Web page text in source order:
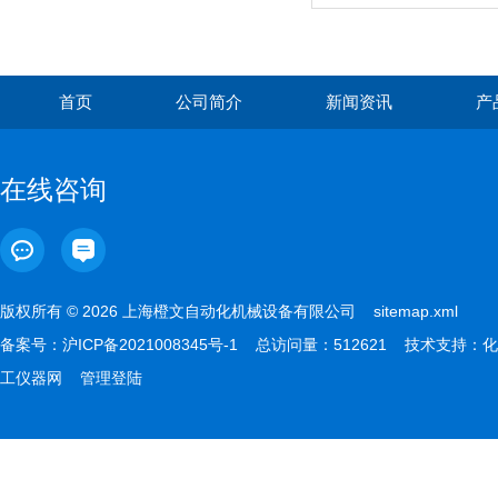
首页 公司简介 新闻资讯 产
在线咨询
版权所有 © 2026 上海橙文自动化机械设备有限公司 sitemap.xml
备案号： 沪ICP备2021008345号-1 总访问量：512621 技术支持： 化
工仪器网
管理登陆